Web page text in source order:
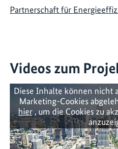
Partnerschaft für
Videos zum
Diese Inhalte können nicht
Marketing-Cookies
hier, um die Cookies zu